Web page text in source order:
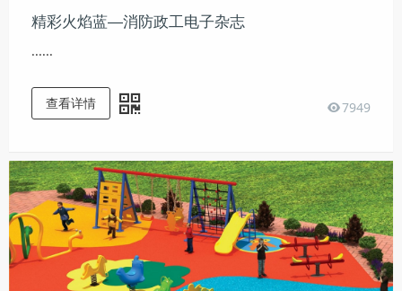
精彩火焰蓝—消防政工电子杂志
......
7949
查看详情